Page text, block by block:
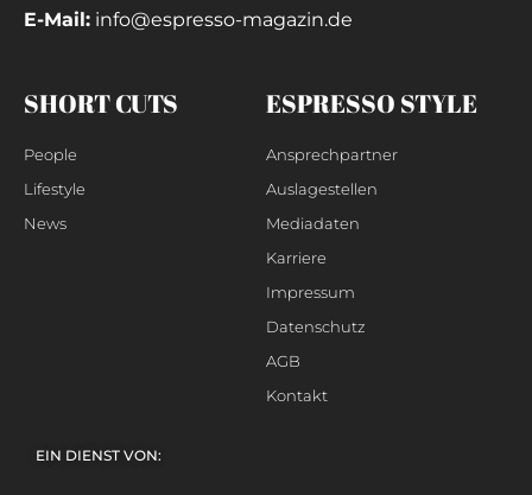
E-Mail: info@espresso-magazin.de
SHORT CUTS
People
Lifestyle
News
ESPRESSO STYLE
Ansprechpartner
Auslagestellen
Mediadaten
Karriere
Impressum
Datenschutz
AGB
Kontakt
EIN DIENST VON: